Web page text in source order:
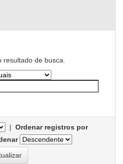
de busca.
| Ordenar registros por